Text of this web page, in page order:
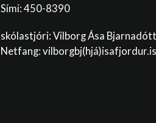
Sími: 450-8390
skólastjóri: Vilborg Ása
Netfang: vilborgbj(hjá)isafjordur.is